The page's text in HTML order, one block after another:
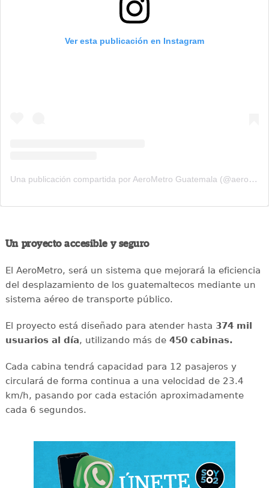
Ver esta publicación en Instagram
Una publicación compartida por AeroMetro Guatemala (@aerometrogt)
Un proyecto accesible y seguro
El AeroMetro, será un sistema que mejorará la eficiencia
del desplazamiento de los guatemaltecos mediante un
sistema aéreo de transporte público.
El proyecto está diseñado para atender hasta 374 mil
usuarios al día, utilizando más de 450 cabinas.
Cada cabina tendrá capacidad para 12 pasajeros y
circulará de forma continua a una velocidad de 23.4
km/h, pasando por cada estación aproximadamente
cada 6 segundos.